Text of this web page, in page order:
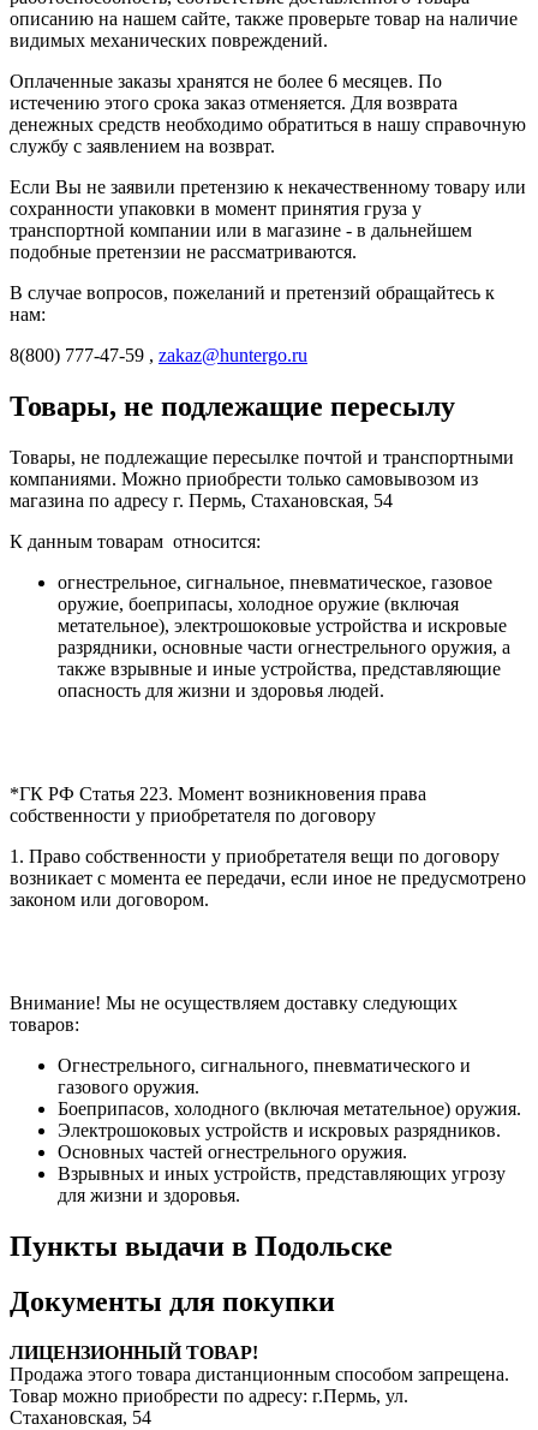
описанию на нашем сайте, также проверьте товар на наличие
видимых механических повреждений.
Оплаченные заказы хранятся не более 6 месяцев. По
истечению этого срока заказ отменяется. Для возврата
денежных средств необходимо обратиться в нашу справочную
службу с заявлением на возврат.
Если Вы не заявили претензию к некачественному товару или
сохранности упаковки в момент принятия груза у
транспортной компании или в магазине - в дальнейшем
подобные претензии не рассматриваются.
В случае вопросов, пожеланий и претензий обращайтесь к
нам:
8(800) 777-47-59 , zakaz@huntergo.ru
Товары, не подлежащие пересылу
Товары, не подлежащие пересылке почтой и транспортными
компаниями. Можно приобрести только самовывозом из
магазина по адресу г. Пермь, Стахановская, 54
К данным товарам относится:
огнестрельное, сигнальное, пневматическое, газовое
оружие, боеприпасы, холодное оружие (включая
метательное), электрошоковые устройства и искровые
разрядники, основные части огнестрельного оружия, а
также взрывные и иные устройства, представляющие
опасность для жизни и здоровья людей.
*ГК РФ Статья 223. Момент возникновения права
собственности у приобретателя по договору
1. Право собственности у приобретателя вещи по договору
возникает с момента ее передачи, если иное не предусмотрено
законом или договором.
Внимание! Мы не осуществляем доставку следующих
товаров:
Огнестрельного, сигнального, пневматического и
газового оружия.
Боеприпасов, холодного (включая метательное) оружия.
Электрошоковых устройств и искровых разрядников.
Основных частей огнестрельного оружия.
Взрывных и иных устройств, представляющих угрозу
для жизни и здоровья.
Пункты выдачи в Подольске
Документы для покупки
ЛИЦЕНЗИОННЫЙ ТОВАР!
Продажа этого товара дистанционным способом запрещена.
Товар можно приобрести по адресу: г.Пермь, ул.
Стахановская, 54